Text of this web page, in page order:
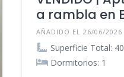
a rambla en
AÑADIDO EL 26/06/2026
Superficie Total:
Dormitorios: 1